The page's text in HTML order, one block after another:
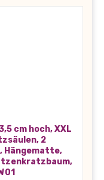
cm hoch, XXL
2
Hängematte,